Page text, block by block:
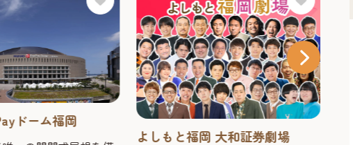
ドーム福岡
よしもと福岡 大和証券劇場